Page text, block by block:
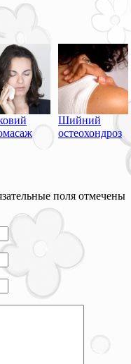
Шийний
остеохондроз
поля отмечены